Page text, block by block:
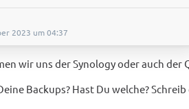
2023 um 04:37
wir uns der Synology oder auch der
Backups? Hast Du welche?